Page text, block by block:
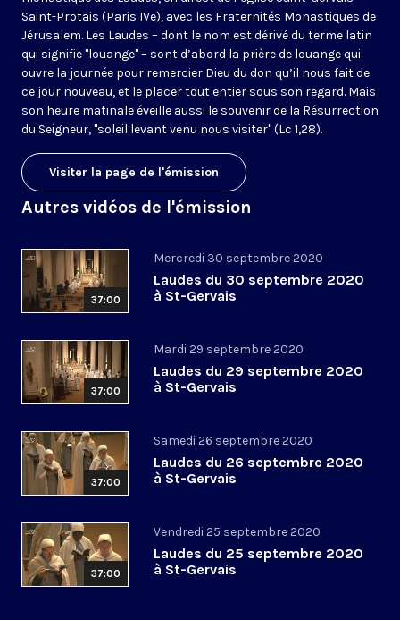
Saint-Protais (Paris IVe), avec les Fraternités Monastiques de
Jérusalem. Les Laudes – dont le nom est dérivé du terme latin
qui signifie "louange" – sont d’abord la prière de louange qui
ouvre la journée pour remercier Dieu du don qu’il nous fait de
ce jour nouveau, et le placer tout entier sous son regard. Mais
son heure matinale éveille aussi le souvenir de la Résurrection
du Seigneur, "soleil levant venu nous visiter" (Lc 1,28).
Visiter la page de l'émission
Autres vidéos de l'émission
37:00
Mercredi 30 septembre 2020
Laudes du 30 septembre 2020
à St-Gervais
37:00
Mardi 29 septembre 2020
Laudes du 29 septembre 2020
à St-Gervais
37:00
Samedi 26 septembre 2020
Laudes du 26 septembre 2020
à St-Gervais
37:00
Vendredi 25 septembre 2020
Laudes du 25 septembre 2020
à St-Gervais